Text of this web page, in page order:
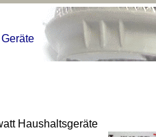
Haushaltsgeräte